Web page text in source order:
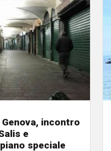
incontro
e
speciale